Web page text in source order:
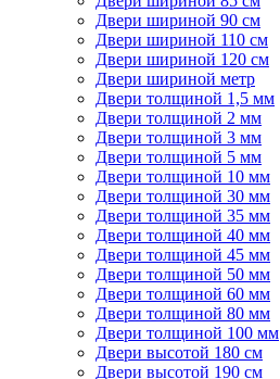
Двери шириной 90 см
Двери шириной 110 см
Двери шириной 120 см
Двери шириной метр
Двери толщиной 1,5 мм
Двери толщиной 2 мм
Двери толщиной 3 мм
Двери толщиной 5 мм
Двери толщиной 10 мм
Двери толщиной 30 мм
Двери толщиной 35 мм
Двери толщиной 40 мм
Двери толщиной 45 мм
Двери толщиной 50 мм
Двери толщиной 60 мм
Двери толщиной 80 мм
Двери толщиной 100 мм
Двери высотой 180 см
Двери высотой 190 см